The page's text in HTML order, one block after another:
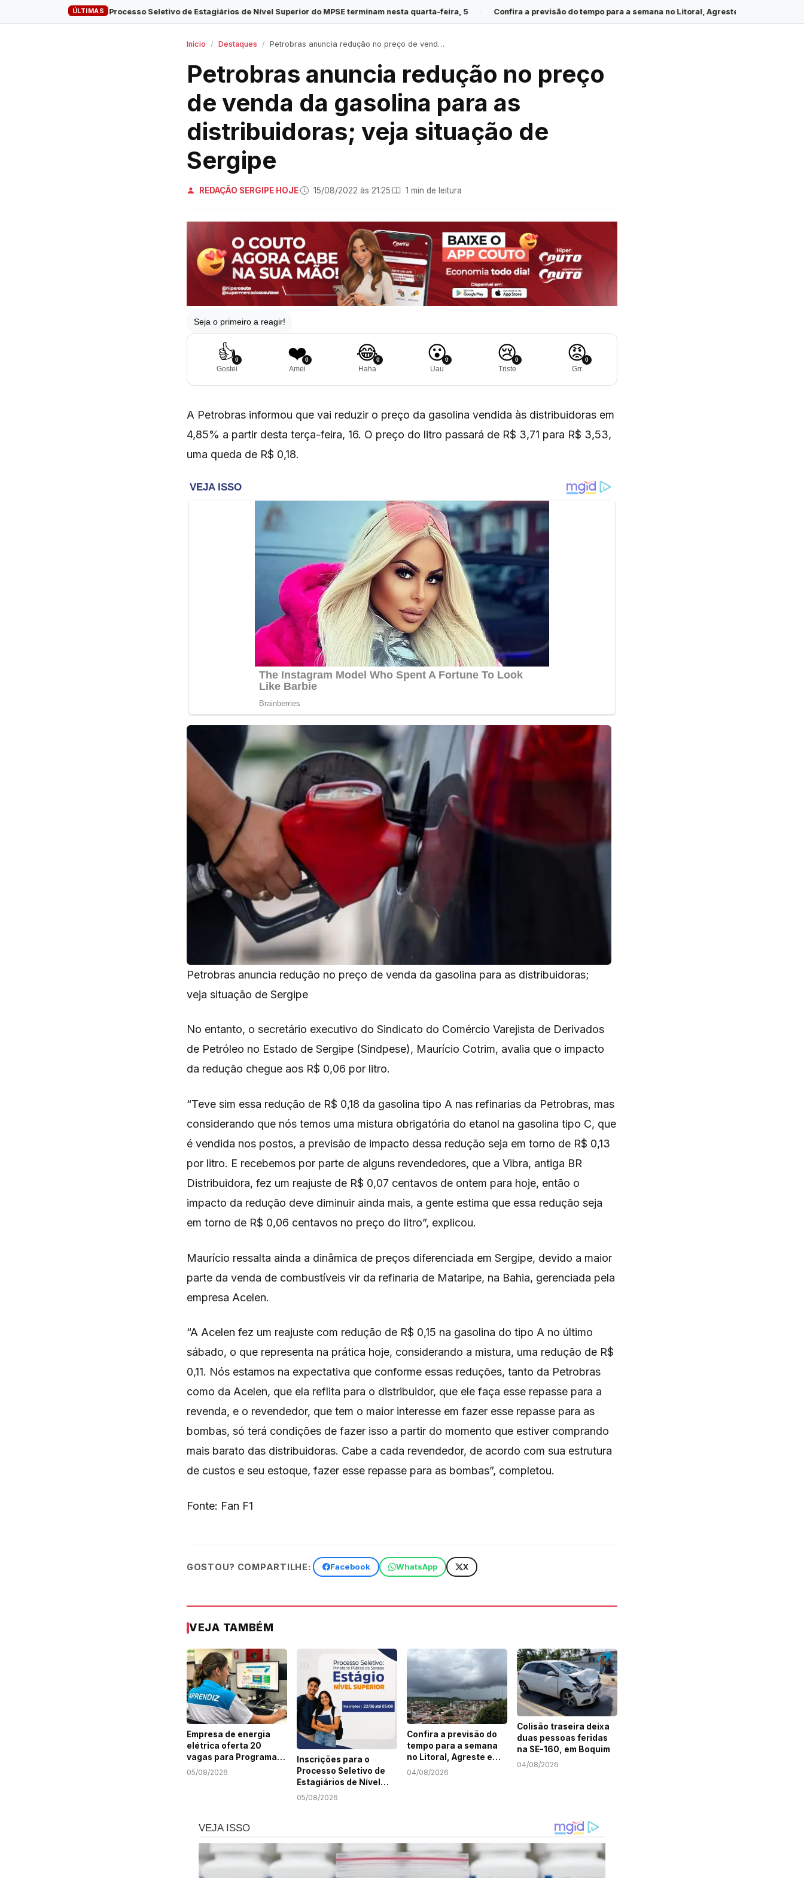
ÚLTIMAS
para o Processo Seletivo de Estagiários de Nível Superior do MPSE terminam nesta quarta-feira, 5 · Confira a previsão do tempo para a semana no Litoral, Agreste e Sertão de Sergipe
Início Destaques Petrobras anuncia redução no preço de venda da gasolina para as distribuidoras; veja situação de Sergipe
Petrobras anuncia redução no preço
de venda da gasolina para as
distribuidoras; veja situação de
Sergipe
REDAÇÃO SERGIPE HOJE· 15/08/2022 às 21:25· 1 min de leitura
Seja o primeiro a reagir!
👍0
Gostei
❤️0
Amei
😂0
Haha
😮0
Uau
😢0
Triste
😡0
Grr
A Petrobras informou que vai reduzir o preço da gasolina vendida às distribuidoras em
4,85% a partir desta terça-feira, 16. O preço do litro passará de R$ 3,71 para R$ 3,53,
uma queda de R$ 0,18.
Petrobras anuncia redução no preço de venda da gasolina para as distribuidoras;
veja situação de Sergipe
No entanto, o secretário executivo do Sindicato do Comércio Varejista de Derivados
de Petróleo no Estado de Sergipe (Sindpese), Maurício Cotrim, avalia que o impacto
da redução chegue aos R$ 0,06 por litro.
“Teve sim essa redução de R$ 0,18 da gasolina tipo A nas refinarias da Petrobras, mas
considerando que nós temos uma mistura obrigatória do etanol na gasolina tipo C, que
é vendida nos postos, a previsão de impacto dessa redução seja em torno de R$ 0,13
por litro. E recebemos por parte de alguns revendedores, que a Vibra, antiga BR
Distribuidora, fez um reajuste de R$ 0,07 centavos de ontem para hoje, então o
impacto da redução deve diminuir ainda mais, a gente estima que essa redução seja
em torno de R$ 0,06 centavos no preço do litro”, explicou.
Maurício ressalta ainda a dinâmica de preços diferenciada em Sergipe, devido a maior
parte da venda de combustíveis vir da refinaria de Mataripe, na Bahia, gerenciada pela
empresa Acelen.
“A Acelen fez um reajuste com redução de R$ 0,15 na gasolina do tipo A no último
sábado, o que representa na prática hoje, considerando a mistura, uma redução de R$
0,11. Nós estamos na expectativa que conforme essas reduções, tanto da Petrobras
como da Acelen, que ela reflita para o distribuidor, que ele faça esse repasse para a
revenda, e o revendedor, que tem o maior interesse em fazer esse repasse para as
bombas, só terá condições de fazer isso a partir do momento que estiver comprando
mais barato das distribuidoras. Cabe a cada revendedor, de acordo com sua estrutura
de custos e seu estoque, fazer esse repasse para as bombas”, completou.
Fonte: Fan F1
GOSTOU? COMPARTILHE: Facebook WhatsApp X
VEJA TAMBÉM
Empresa de energia
elétrica oferta 20
vagas para Programa
Jovem Aprendiz em
05/08/2026
Inscrições para o
Processo Seletivo de
Estagiários de Nível
Superior do MPSE
05/08/2026
Confira a previsão do
tempo para a semana
no Litoral, Agreste e
Sertão de Sergipe
04/08/2026
Colisão traseira deixa
duas pessoas feridas
na SE-160, em Boquim
04/08/2026